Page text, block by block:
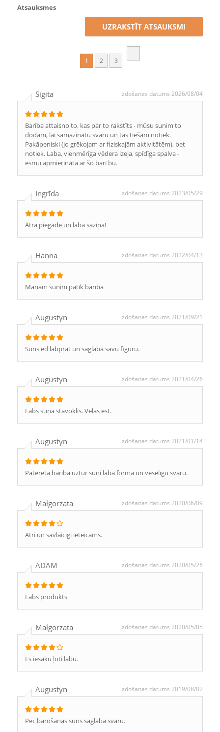
Atsauksmes
UZRAKSTĪT ATSAUKSMI
1 2 3
Sigita izdošanas datums 2026/08/04
Barība attaisno to, kas par to rakstīts - mūsu sunim to
dodam, lai samazinātu svaru un tas tiešām notiek.
Pakāpeniski (jo grēkojam ar fiziskajām aktivitātēm), bet
notiek. Laba, vienmērīga vēdera izeja, spīdīga spalva -
esmu apmierināta ar šo barī bu.
Ingrīda izdošanas datums 2023/05/29
Ātra piegāde un laba saziņa!
Hanna izdošanas datums 2022/04/13
Manam sunim patīk barība
Augustyn izdošanas datums 2021/09/21
Suns ēd labprāt un saglabā savu figūru.
Augustyn izdošanas datums 2021/04/26
Labs suņa stāvoklis. Vēlas ēst.
Augustyn izdošanas datums 2021/01/14
Patērētā barība uztur suni labā formā un veselīgu svaru.
Małgorzata izdošanas datums 2020/06/09
Ātri un savlaicīgi ieteicams.
ADAM izdošanas datums 2020/05/26
Labs produkts
Małgorzata izdošanas datums 2020/05/05
Es iesaku ļoti labu.
Augustyn izdošanas datums 2019/08/02
Pēc barošanas suns saglabā svaru.